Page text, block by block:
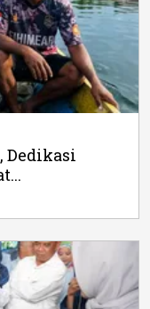
Dedikasi